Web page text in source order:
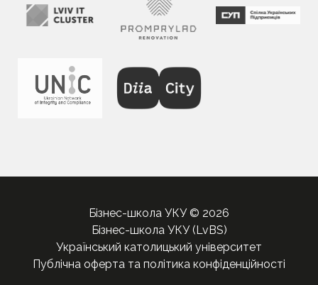
Бізнес-школа УКУ © 2026
Бізнес-школа УКУ (LvBS)
Український католицький університет
Публічна оферта та політика конфіденційності